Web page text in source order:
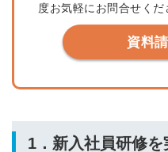
度お気軽にお問合せくだ
資料
1．新入社員研修